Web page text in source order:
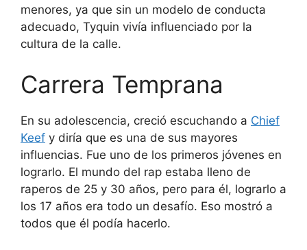
menores, ya que sin un modelo de conducta
adecuado, Tyquin vivía influenciado por la
cultura de la calle.
Carrera Temprana
En su adolescencia, creció escuchando a Chief
Keef y diría que es una de sus mayores
influencias. Fue uno de los primeros jóvenes en
lograrlo. El mundo del rap estaba lleno de
raperos de 25 y 30 años, pero para él, lograrlo a
los 17 años era todo un desafío. Eso mostró a
todos que él podía hacerlo.